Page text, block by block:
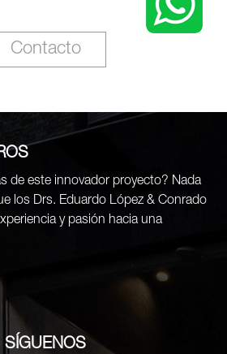
Contacto
de este innovador proyecto? Nada
los Drs. Eduardo López & Conrado
y pasión hacia una
SÍGUENOS